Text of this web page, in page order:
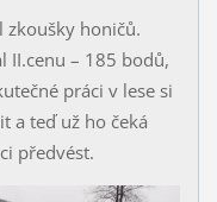
zkoušky honičů.
II.cenu – 185 bodů,
práci v lese si
a teď už ho čeká
předvést.